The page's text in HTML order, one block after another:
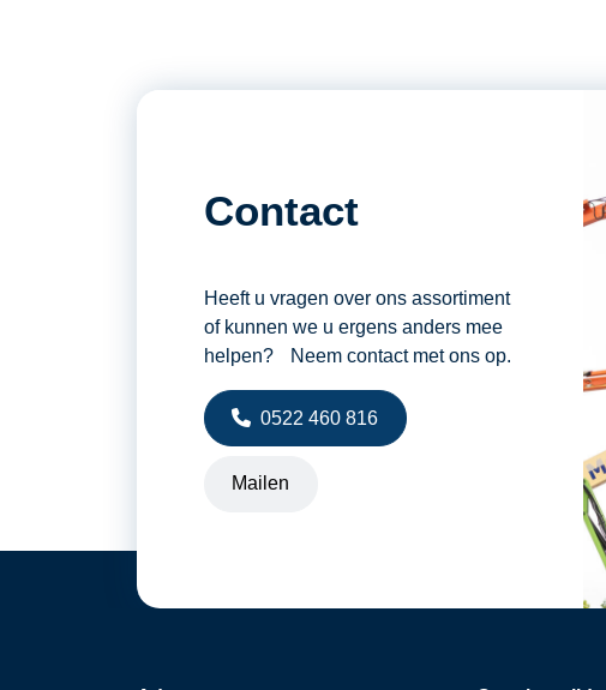
Contact
Heeft u vragen over ons assortiment
of kunnen we u ergens anders mee
helpen? Neem contact met ons op.
0522 460 816
Mailen